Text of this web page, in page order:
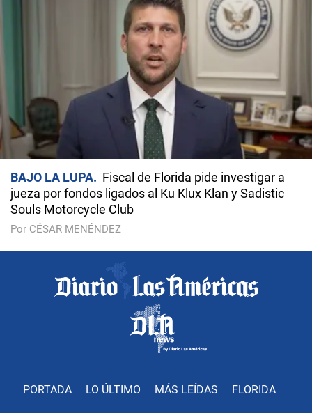
BAJO LA LUPA
Fiscal de Florida pide investigar a
jueza por fondos ligados al Ku Klux Klan y Sadistic
Souls Motorcycle Club
Por CÉSAR MENÉNDEZ
PORTADA LO ÚLTIMO MÁS LEÍDAS FLORIDA